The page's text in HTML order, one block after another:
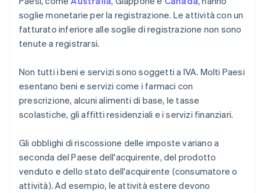
soglie monetarie per la registrazione. Le attività con un
fatturato inferiore alle soglie di registrazione non sono
tenute a registrarsi.
Non tutti i beni e servizi sono soggetti a IVA. Molti Paesi
esentano beni e servizi come i farmaci con
prescrizione, alcuni alimenti di base, le tasse
scolastiche, gli affitti residenziali e i servizi finanziari.
Gli obblighi di riscossione delle imposte variano a
seconda del Paese dell'acquirente, del prodotto
venduto e dello stato dell'acquirente (consumatore o
attività). Ad esempio, le attività estere devono